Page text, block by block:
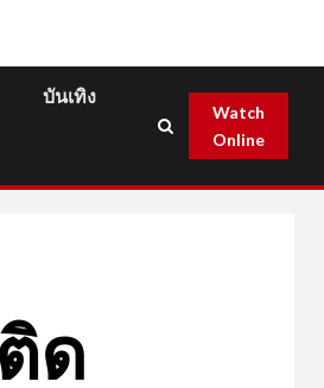
บันเทิง
Watch
Online
ด